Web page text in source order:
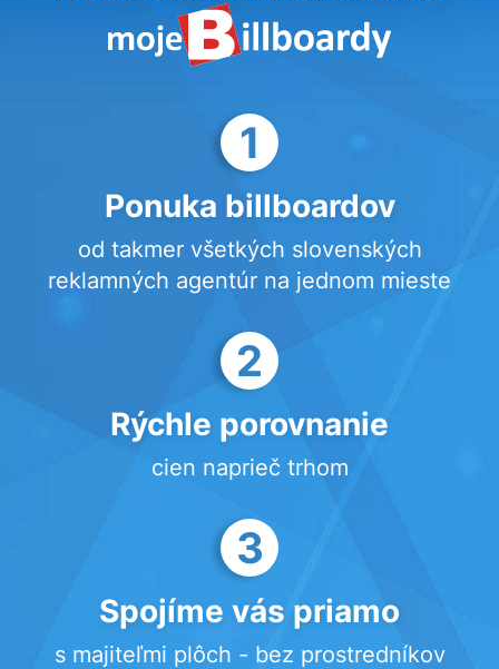
1
Ponuka billboardov
od takmer všetkých slovenských
reklamných agentúr na jednom mieste
2
Rýchle porovnanie
cien naprieč trhom
3
Spojíme vás priamo
s majiteľmi plôch - bez prostredníkov